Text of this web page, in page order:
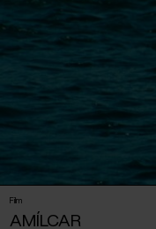
Film
AMÍLCAR